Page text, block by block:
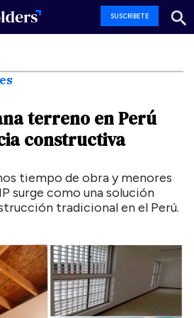
SUSCRÍBETE
terreno enPerú
constructiva
tiempo de obra y menores
surge como una solución
tradicional en el Perú.